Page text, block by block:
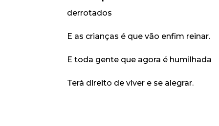
derrotados
E as crianças é que vão enfim reinar.
E toda gente que agora é humilhada
Terá direito de viver e se alegrar.